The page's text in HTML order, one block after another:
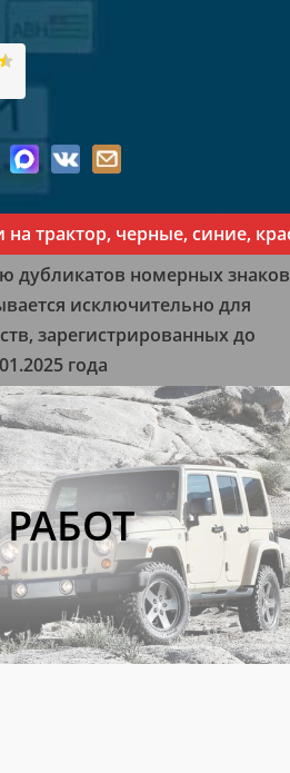
трактор, черные, синие,
дубликатов номерных знаков
исключительно для
зарегистрированных до
года